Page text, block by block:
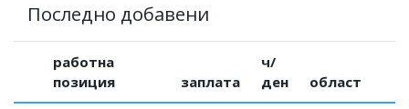
Последно добавени
работна
позиция
заплата
ч/
ден
област